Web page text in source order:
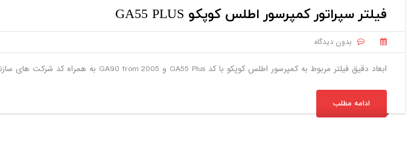
فیلتر سپراتور کمپرسور اطلس کوپکو GA55 PLUS
بدون دیدگاه
ابعاد دقیق فیلتر مربوط به کمپرسور اطلس کوپکو با کد GA55 Plus و GA90 from 2005 به همراه کد شرکت های سازنده دیگر و یک برند با کیفیت .
ادامه مطلب